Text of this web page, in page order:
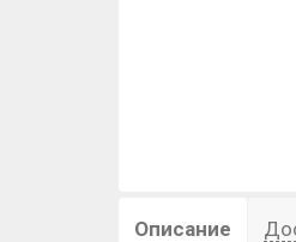
Описание